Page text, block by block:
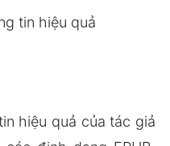
tin hiệu quả
hiệu quả của tác giả